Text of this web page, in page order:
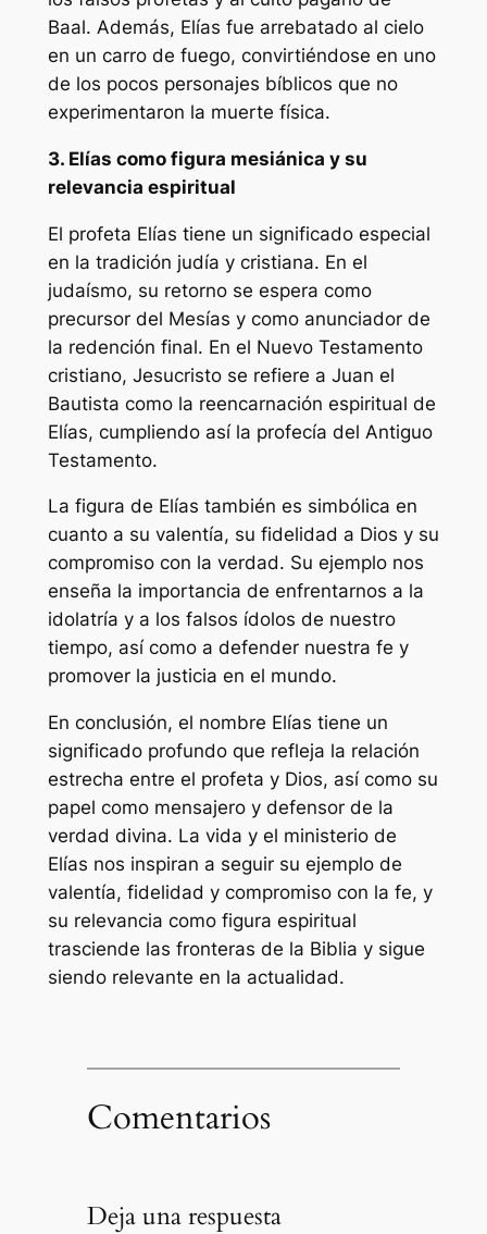
Baal. Además, Elías fue arrebatado al cielo
en un carro de fuego, convirtiéndose en uno
de los pocos personajes bíblicos que no
experimentaron la muerte física.
3. Elías como figura mesiánica y su
relevancia espiritual
El profeta Elías tiene un significado especial
en la tradición judía y cristiana. En el
judaísmo, su retorno se espera como
precursor del Mesías y como anunciador de
la redención final. En el Nuevo Testamento
cristiano, Jesucristo se refiere a Juan el
Bautista como la reencarnación espiritual de
Elías, cumpliendo así la profecía del Antiguo
Testamento.
La figura de Elías también es simbólica en
cuanto a su valentía, su fidelidad a Dios y su
compromiso con la verdad. Su ejemplo nos
enseña la importancia de enfrentarnos a la
idolatría y a los falsos ídolos de nuestro
tiempo, así como a defender nuestra fe y
promover la justicia en el mundo.
En conclusión, el nombre Elías tiene un
significado profundo que refleja la relación
estrecha entre el profeta y Dios, así como su
papel como mensajero y defensor de la
verdad divina. La vida y el ministerio de
Elías nos inspiran a seguir su ejemplo de
valentía, fidelidad y compromiso con la fe, y
su relevancia como figura espiritual
trasciende las fronteras de la Biblia y sigue
siendo relevante en la actualidad.
Comentarios
Deja una respuesta